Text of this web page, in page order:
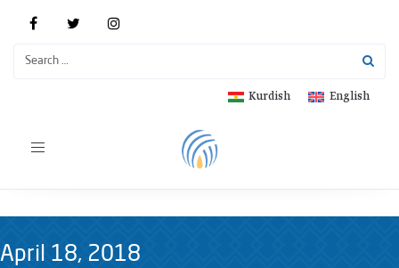
English
Kurdish
Toggle
April 18, 2018